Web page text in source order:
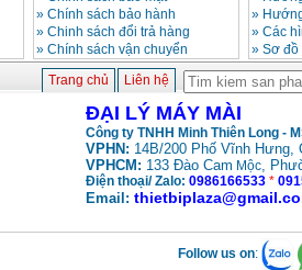
» Chính sách bảo hành
» Chinh sách đổi trả hàng
» Chính sách vận chuyển
»
» Các
» Sơ
Trang chủ Liên hệ
ĐẠI LÝ MÁY MÀI
Công ty TNHH Minh Thiên Long -
VPHN: 14B/200 Phố Vĩnh Hưng,
VPHCM: 133 Đào Cam Mộc,
Điện thoại/ Zalo: 0986166533 *
Email:
Follow us on: